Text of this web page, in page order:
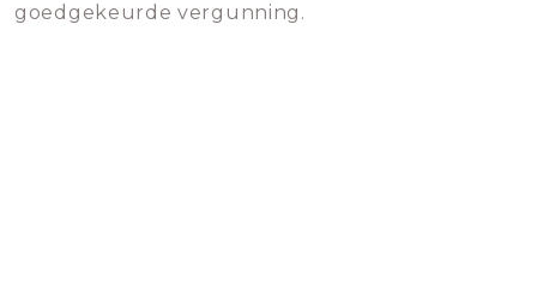
goedgekeurde vergunning.